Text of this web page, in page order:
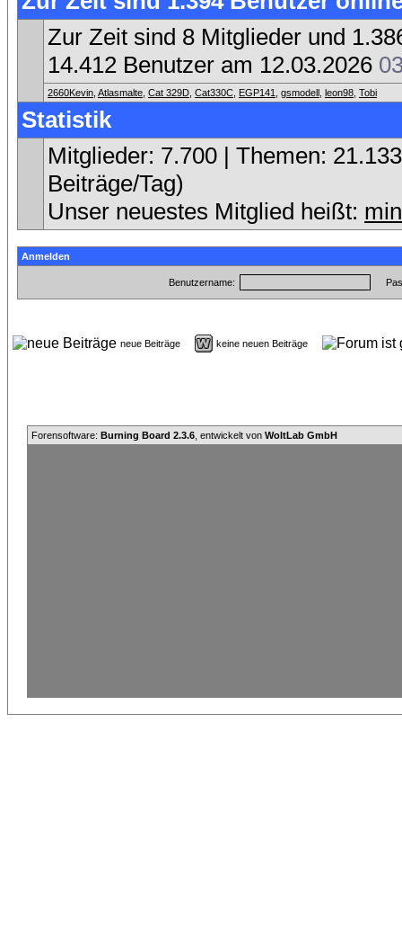
Zur Zeit sind 8 Mitglieder und
14.412 Benutzer am 12.03.2026
2660Kevin Atlasmalte Cat 329D Cat330C EGP141 gsmodell leon98 Tobi
Statistik
Mitglieder: 7.700 | Themen:
Beiträge/Tag)
Unser neuestes Mitglied heißt:
Anmelden
Benutzername:
neue Beiträge keine neuen Beiträge
Forensoftware: Burning Board 2.3.6 , entwickelt von WoltLab GmbH